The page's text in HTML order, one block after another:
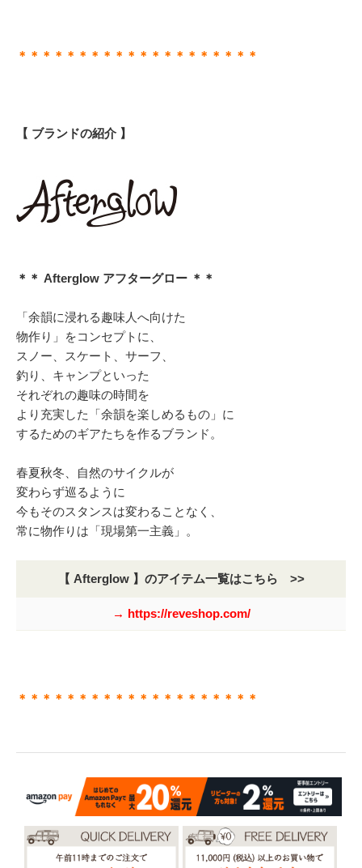
＊＊＊＊＊＊＊＊＊＊＊＊＊＊＊＊＊＊＊＊
【 ブランドの紹介 】
＊＊ Afterglow アフターグロー ＊＊
「余韻に浸れる趣味人へ向けた
物作り」をコンセプトに、
スノー、スケート、サーフ、
釣り、キャンプといった
それぞれの趣味の時間を
より充実した「余韻を楽しめるもの」に
するためのギアたちを作るブランド。
春夏秋冬、自然のサイクルが
変わらず巡るように
今もそのスタンスは変わることなく、
常に物作りは「現場第一主義」。
【 Afterglow 】のアイテム一覧はこちら >>
→ https://reveshop.com/
＊＊＊＊＊＊＊＊＊＊＊＊＊＊＊＊＊＊＊＊